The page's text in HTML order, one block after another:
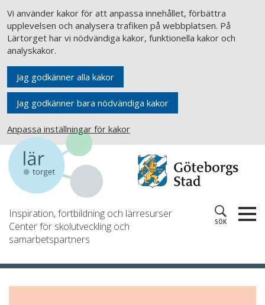
Vi använder kakor för att anpassa innehållet, förbättra
upplevelsen och analysera trafiken på webbplatsen. På
Lärtorget har vi nödvändiga kakor, funktionella kakor och
analyskakor.
Jag godkänner alla kakor
Jag godkänner bara nödvändiga kakor
Anpassa inställningar för kakor
Inspiration, fortbildning och lärresurser
Center för skolutveckling och
samarbetspartners
SÖK